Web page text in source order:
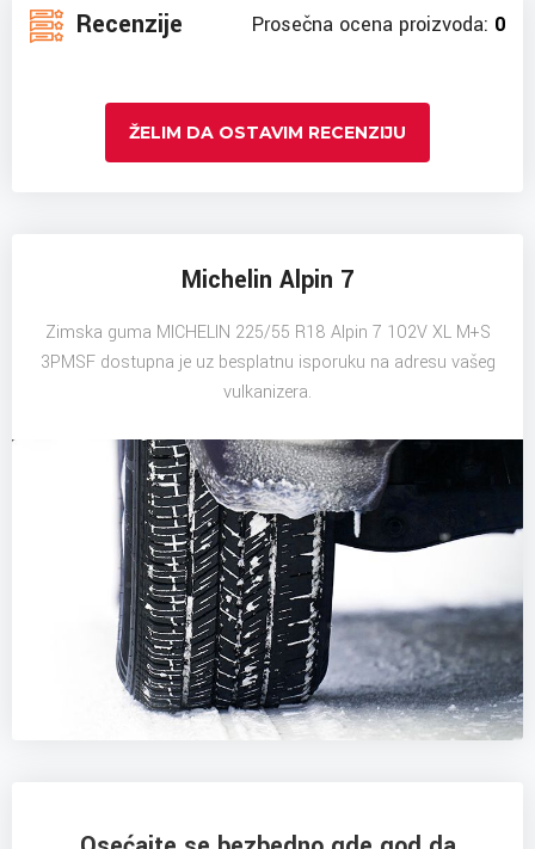
Recenzije Prosečna ocena proizvoda: 0
ŽELIM DA OSTAVIM RECENZIJU
Michelin Alpin 7
Zimska guma MICHELIN 225/55 R18 Alpin 7 102V XL M+S
3PMSF dostupna je uz besplatnu isporuku na adresu vašeg
vulkanizera.